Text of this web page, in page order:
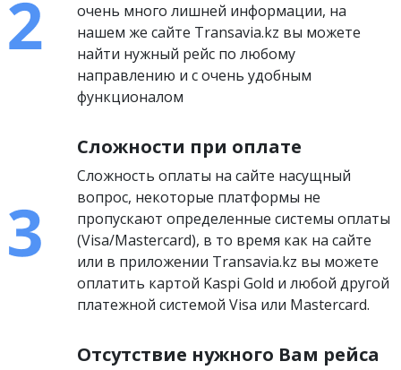
очень много лишней информации, на
нашем же сайте Transavia.kz вы можете
найти нужный рейс по любому
направлению и с очень удобным
функционалом
Сложности при оплате
Сложность оплаты на сайте насущный
вопрос, некоторые платформы не
пропускают определенные системы оплаты
(Visa/Mastercard), в то время как на сайте
или в приложении Transavia.kz вы можете
оплатить картой Kaspi Gold и любой другой
платежной системой Visa или Mastercard.
Отсутствие нужного Вам рейса